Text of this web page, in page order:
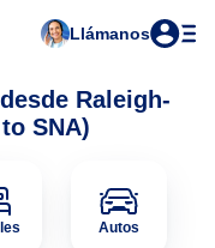
Llámanos
Raleigh-
SNA)
Autos